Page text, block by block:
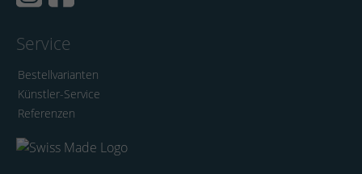
Service
Bestellvarianten
Künstler-Service
Referenzen